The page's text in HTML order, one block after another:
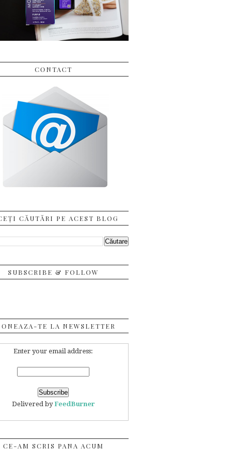
CONTACT
CĂUTĂRI PE ACEST BLOG
SUBSCRIBE & FOLLOW
TE LA NEWSLETTER
Enter your email address:
Delivered byFeedBurner
CE-AM SCRIS PANA ACUM